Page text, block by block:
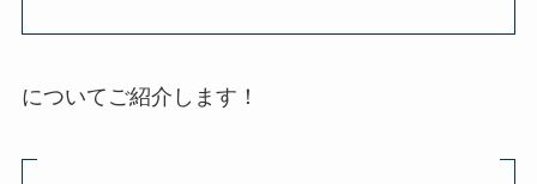
についてご紹介します！